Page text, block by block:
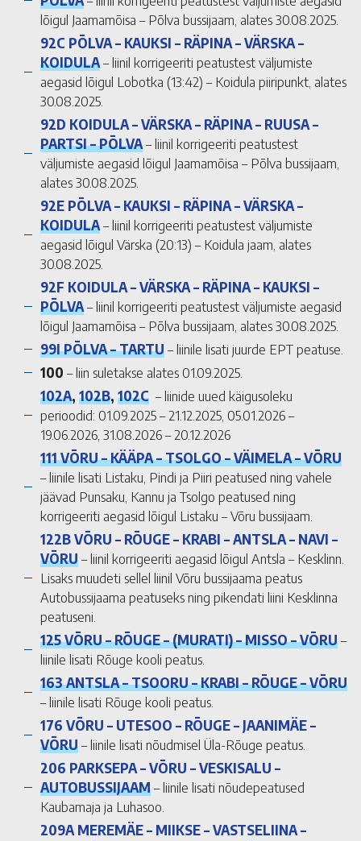
lõigul Jaamamõisa – Põlva bussijaam, alates 30.08.2025.
92C PÕLVA – KAUKSI – RÄPINA – VÄRSKA –
KOIDULA– liinil korrigeeriti peatustest väljumiste
aegasid lõigul Lobotka (13:42) – Koidula piiripunkt, alates
30.08.2025.
92D KOIDULA – VÄRSKA – RÄPINA – RUUSA –
PARTSI – PÕLVA– liinil korrigeeriti peatustest
väljumiste aegasid lõigul Jaamamõisa – Põlva bussijaam,
alates 30.08.2025.
92E PÕLVA – KAUKSI – RÄPINA – VÄRSKA –
KOIDULA– liinil korrigeeriti peatustest väljumiste
aegasid lõigul Värska (20:13) – Koidula jaam, alates
30.08.2025.
92F KOIDULA – VÄRSKA – RÄPINA – KAUKSI –
PÕLVA– liinil korrigeeriti peatustest väljumiste aegasid
lõigul Jaamamõisa – Põlva bussijaam, alates 30.08.2025.
99I PÕLVA – TARTU– liinile lisati juurde EPT peatuse.
100 – liin suletakse alates 01.09.2025.
102A, 102B, 102C – liinide uued käigusoleku
perioodid: 01.09.2025 – 21.12.2025, 05.01.2026 –
19.06.2026, 31.08.2026 – 20.12.2026
111 VÕRU – KÄÄPA – TSOLGO – VÄIMELA – VÕRU
– liinile lisati Listaku, Pindi ja Piiri peatused ning vahele
jäävad Punsaku, Kannu ja Tsolgo peatused ning
korrigeeriti aegasid lõigul Listaku – Võru bussijaam.
122B VÕRU – RÕUGE – KRABI – ANTSLA – NAVI –
VÕRU– liinil korrigeeriti aegasid lõigul Antsla – Kesklinn.
Lisaks muudeti sellel liinil Võru bussijaama peatus
Autobussijaama peatuseks ning pikendati liini Kesklinna
peatuseni.
125 VÕRU – RÕUGE – (MURATI) – MISSO – VÕRU–
liinile lisati Rõuge kooli peatus.
163 ANTSLA – TSOORU – KRABI – RÕUGE – VÕRU
– liinile lisati Rõuge kooli peatus.
176 VÕRU – UTESOO – RÕUGE – JAANIMÄE –
VÕRU– liinile lisati nõudmisel Üla-Rõuge peatus.
206 PARKSEPA – VÕRU – VESKISALU –
AUTOBUSSIJAAM– liinile lisati nõudepeatused
Kaubamaja ja Luhasoo.
209A MEREMÄE – MIIKSE – VASTSELIINA –